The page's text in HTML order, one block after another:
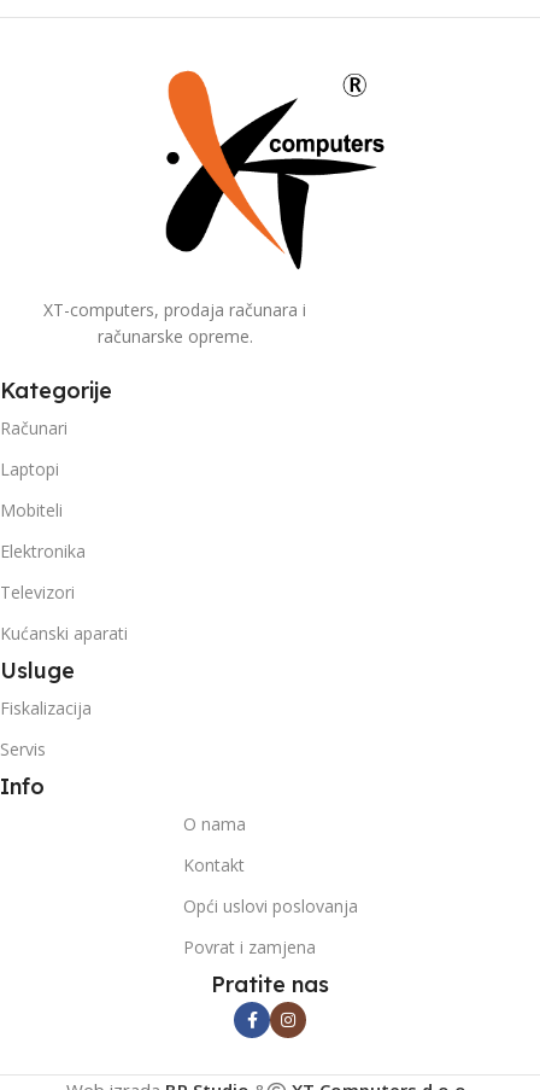
XT-computers, prodaja računara i
računarske opreme.
Kategorije
Računari
Laptopi
Mobiteli
Elektronika
Televizori
Kućanski aparati
Usluge
Fiskalizacija
Servis
Info
O nama
Kontakt
Opći uslovi poslovanja
Povrat i zamjena
Pratite nas